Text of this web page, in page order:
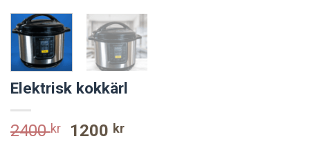
Elektrisk kokkärl
2400kr
Original
1200 krCurrent